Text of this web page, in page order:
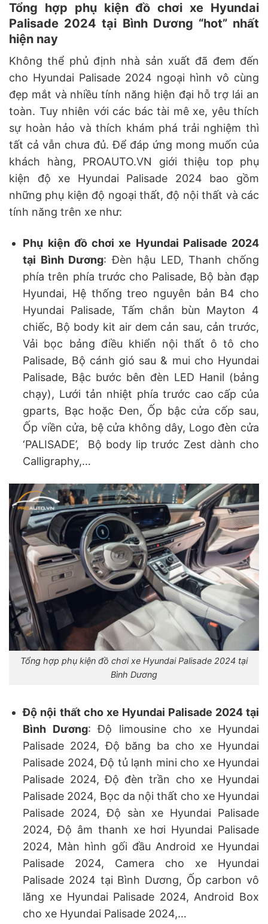
Tổng hợp phụ kiện đồ chơi xe Hyundai
Palisade 2024 tại Bình Dương “hot” nhất
hiện nay
Không thể phủ định nhà sản xuất đã đem đến
cho Hyundai Palisade 2024 ngoại hình vô cùng
đẹp mắt và nhiều tính năng hiện đại hỗ trợ lái an
toàn. Tuy nhiên với các bác tài mê xe, yêu thích
sự hoàn hảo và thích khám phá trải nghiệm thì
tất cả vẫn chưa đủ. Để đáp ứng mong muốn của
khách hàng, PROAUTO.VN giới thiệu top phụ
kiện độ xe Hyundai Palisade 2024 bao gồm
những phụ kiện độ ngoại thất, độ nội thất và các
tính năng trên xe như:
Phụ kiện đồ chơi xe Hyundai Palisade 2024
tại Bình Dương: Đèn hậu LED, Thanh chống
phía trên phía trước cho Palisade, Bộ bàn đạp
Hyundai, Hệ thống treo nguyên bản B4 cho
Hyundai Palisade, Tấm chắn bùn Mayton 4
chiếc, Bộ body kit air dem cản sau, cản trước,
Vải bọc bảng điều khiển nội thất ô tô cho
Palisade, Bộ cánh gió sau & mui cho Hyundai
Palisade, Bậc bước bên đèn LED Hanil (bảng
chạy), Lưới tản nhiệt phía trước cao cấp của
gparts, Bạc hoặc Đen, Ốp bậc cửa cốp sau,
Ốp viền cửa, bệ cửa không dây, Logo đèn cửa
‘PALISADE’, Bộ body lip trước Zest dành cho
Calligraphy,…
Tổng hợp phụ kiện đồ chơi xe Hyundai Palisade 2024 tại
Bình Dương
Độ nội thất cho xe Hyundai Palisade 2024 tại
Bình Dương: Độ limousine cho xe Hyundai
Palisade 2024, Độ băng ba cho xe Hyundai
Palisade 2024, Độ tủ lạnh mini cho xe Hyundai
Palisade 2024, Độ đèn trần cho xe Hyundai
Palisade 2024, Bọc da nội thất cho xe Hyundai
Palisade 2024, Độ sàn xe Hyundai Palisade
2024, Độ âm thanh xe hơi Hyundai Palisade
2024, Màn hình gối đầu Android xe Hyundai
Palisade 2024, Camera cho xe Hyundai
Palisade 2024 tại Bình Dương, Ốp carbon vô
lăng xe Hyundai Palisade 2024, Android Box
cho xe Hyundai Palisade 2024,…